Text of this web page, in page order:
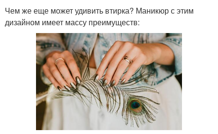
Чем же еще может удивить втирка? Маникюр с этим
дизайном имеет массу преимуществ: